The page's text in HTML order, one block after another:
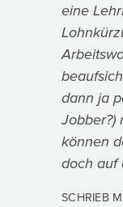
eine
dann ja
Jobber?)
können
doch auf
SCHRIEB